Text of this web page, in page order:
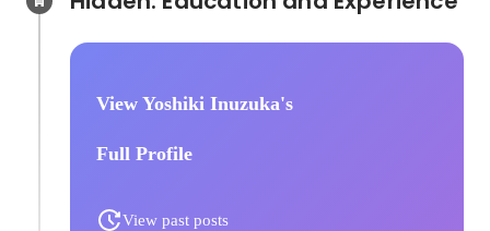
View Yoshiki Inuzuka's
Full Profile
View past posts